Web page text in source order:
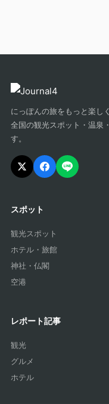
にっぽんの旅をもっと楽しく
全国の観光スポット・温泉
す。
スポット
観光スポット
ホテル・旅館
神社・仏閣
空港
レポート記事
観光
グルメ
ホテル